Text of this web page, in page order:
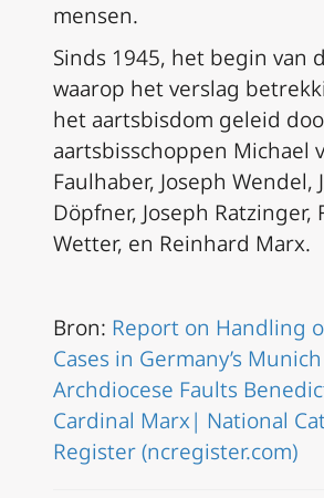
mensen.
Sinds 1945, het begin van
waarop het verslag
het aartsbisdom geleid
aartsbisschoppen Michael
Faulhaber, Joseph Wendel,
Döpfner, Joseph Ratzinger,
Wetter, en Reinhard Marx.
Bron: Report on Handling
Cases in Germany’s Munich
Archdiocese Faults
Cardinal Marx| National
Register (ncregister.com)